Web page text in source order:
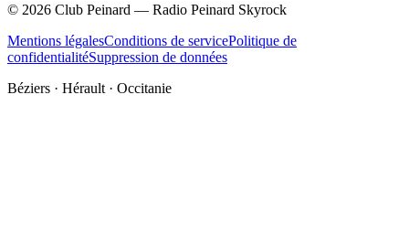
© 2026 Club Peinard — Radio Peinard Skyrock
Mentions légalesConditions de servicePolitique de
confidentialitéSuppression de données
Béziers · Hérault · Occitanie